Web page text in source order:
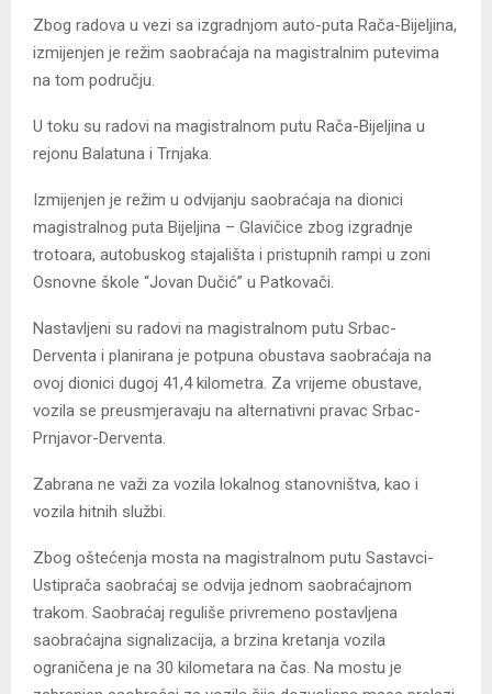
Zbog radova u vezi sa izgradnjom auto-puta Rača-Bijeljina,
izmijenjen je režim saobraćaja na magistralnim putevima
na tom području.
U toku su radovi na magistralnom putu Rača-Bijeljina u
rejonu Balatuna i Trnjaka.
Izmijenjen je režim u odvijanju saobraćaja na dionici
magistralnog puta Bijeljina – Glavičice zbog izgradnje
trotoara, autobuskog stajališta i pristupnih rampi u zoni
Osnovne škole “Jovan Dučić” u Patkovači.
Nastavljeni su radovi na magistralnom putu Srbac-
Derventa i planirana je potpuna obustava saobraćaja na
ovoj dionici dugoj 41,4 kilometra. Za vrijeme obustave,
vozila se preusmjeravaju na alternativni pravac Srbac-
Prnjavor-Derventa.
Zabrana ne važi za vozila lokalnog stanovništva, kao i
vozila hitnih službi.
Zbog oštećenja mosta na magistralnom putu Sastavci-
Ustiprača saobraćaj se odvija jednom saobraćajnom
trakom. Saobraćaj reguliše privremeno postavljena
saobraćajna signalizacija, a brzina kretanja vozila
ograničena je na 30 kilometara na čas. Na mostu je